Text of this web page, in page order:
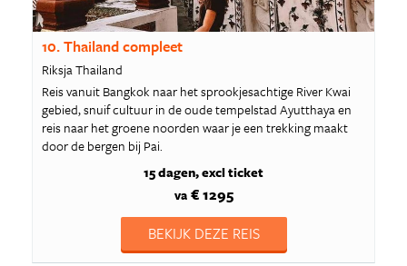
10. Thailand compleet
Riksja Thailand
Reis vanuit Bangkok naar het sprookjesachtige River Kwai
gebied, snuif cultuur in de oude tempelstad Ayutthaya en
reis naar het groene noorden waar je een trekking maakt
door de bergen bij Pai.
15 dagen excl ticket
va€ 1295
BEKIJK DEZE REIS